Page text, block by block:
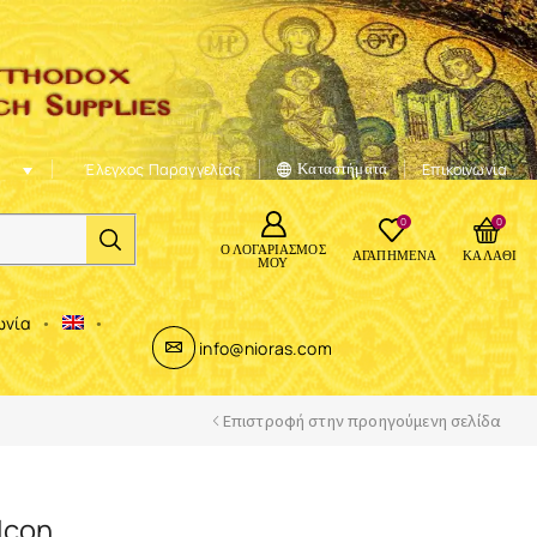
Έλεγχος Παραγγελίας Καταστήματα Επικοινωνία
Ο ΛΟΓΑΡΙΑΣΜΌΣ
ΜΟΥ
0
ΑΓΑΠΗΜΈΝΑ
0
ΚΑΛΆΘΙ
info@nioras.com
Επιστροφή στην προηγούμενη σελίδα